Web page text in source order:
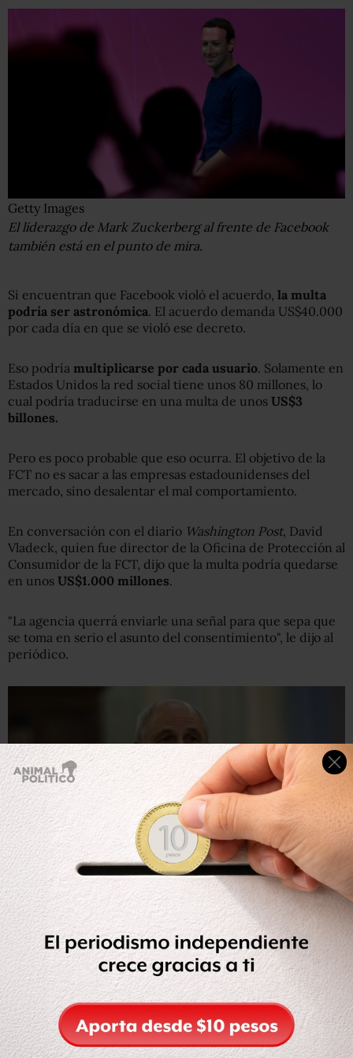
Getty Images
El liderazgo de Mark Zuckerberg al frente de Facebook
también está en el punto de mira.
Si encuentran que Facebook violó el acuerdo, la multa
podría ser astronómica. El acuerdo demanda US$40.000
por cada día en que se violó ese decreto.
Eso podría multiplicarse por cada usuario. Solamente en
Estados Unidos la red social tiene unos 80 millones, lo
cual podría traducirse en una multa de unos US$3
billones.
Pero es poco probable que eso ocurra. El objetivo de la
FCT no es sacar a las empresas estadounidenses del
mercado, sino desalentar el mal comportamiento.
En conversación con el diario Washington Post, David
Vladeck, quien fue director de la Oficina de Protección al
Consumidor de la FCT, dijo que la multa podría quedarse
en unos US$1.000 millones.
"La agencia querrá enviarle una señal para que sepa que
se toma en serio el asunto del consentimiento", le dijo al
periódico.
Scott J. Ferrell/Getty Images
David Vladeck, de la FCT, dijo que Facebook podría recibir
una multa de unos US$1.000 millones.
Podría dividirse
Un punto de vista que parece tener respaldo en varios
países en todo el mundo es que Facebook es demasiado
grande y poderosa.